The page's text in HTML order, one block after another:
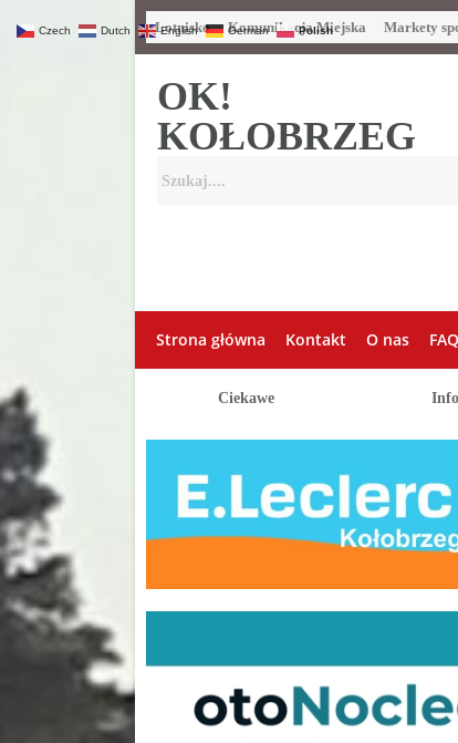
Lotnisko Komunikacja Miejska Markety
OK!
KOŁOBRZEG
Strona główna Kontakt O nas
Ciekawe Info
Czech Dutch English German Polish